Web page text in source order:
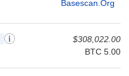
Basescan.org
$308,022.00
BTC 5.00
シー機能を統合しており、ユー
ままでありながら、ブロックチ
保証します。エコシステムは、
ンやサービスとのパートナーシ
ー体験と開発者の関与を向上さ
。この最先端の技術、堅牢なガ